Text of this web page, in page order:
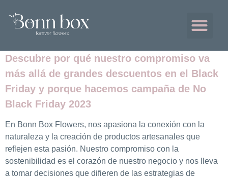
Descubre por qué nuestro compromiso va
más allá de grandes descuentos en el Black
Friday y porque hacemos campaña de No
Black Friday 2023
En Bonn Box Flowers, nos apasiona la conexión con la
naturaleza y la creación de productos artesanales que
reflejen esta pasión. Nuestro compromiso con la
sostenibilidad es el corazón de nuestro negocio y nos lleva
a tomar decisiones que difieren de las estrategias de